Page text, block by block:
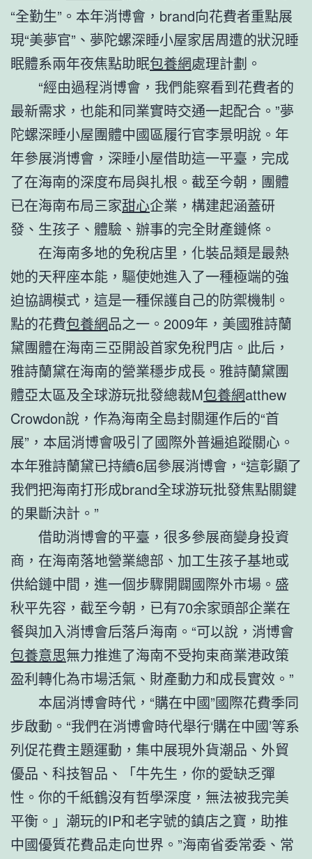
“全勤生”。本年消博會，brand向花費者重點展
現“美夢官”、夢陀螺深睡小屋家居周遭的狀況睡
眠體系兩年夜焦點助眠包養網處理計劃。
“經由過程消博會，我們能察看到花費者的
最新需求，也能和同業實時交通一起配合。”夢
陀螺深睡小屋團體中國區履行官李景明說。年
年參展消博會，深睡小屋借助這一平臺，完成
了在海南的深度布局與扎根。截至今朝，團體
已在海南布局三家甜心企業，構建起涵蓋研
發、生孩子、體驗、辦事的完全財產鏈條。
在海南多地的免稅店里，化裝品類是最熱
她的天秤座本能，驅使她進入了一種極端的強
迫協調模式，這是一種保護自己的防禦機制。
點的花費包養網品之一。2009年，美國雅詩蘭
黛團體在海南三亞開設首家免稅門店。此后，
雅詩蘭黛在海南的營業穩步成長。雅詩蘭黛團
體亞太區及全球游玩批發總裁M包養網atthew
Crowdon說，作為海南全島封關運作后的“首
展”，本屆消博會吸引了國際外普遍追蹤關心。
本年雅詩蘭黛已持續6屆參展消博會，“這彰顯了
我們把海南打形成brand全球游玩批發焦點關鍵
的果斷決計。”
借助消博會的平臺，很多參展商變身投資
商，在海南落地營業總部、加工生孩子基地或
供給鏈中間，進一個步驟開闢國際外市場。盛
秋平先容，截至今朝，已有70余家頭部企業在
餐與加入消博會后落戶海南。“可以說，消博會
包養意思無力推進了海南不受拘束商業港政策
盈利轉化為市場活氣、財產動力和成長實效。”
本屆消博會時代，“購在中國”國際花費季同
步啟動。“我們在消博會時代舉行‘購在中國’等系
列促花費主題運動，集中展現外貨潮品、外貿
優品、科技智品、「牛先生，你的愛缺乏彈
性。你的千紙鶴沒有哲學深度，無法被我完美
平衡。」潮玩的IP和老字號的鎮店之寶，助推
中國優質花費品走向世界。”海南省委常委、常